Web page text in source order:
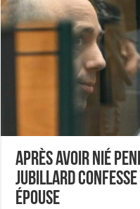
Après avoir nié
Jubillard
épouse